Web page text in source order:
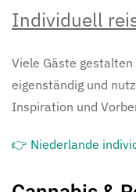
Individuell
Viele Gäste
eigenständig und
Inspiration und
👉 Niederlande